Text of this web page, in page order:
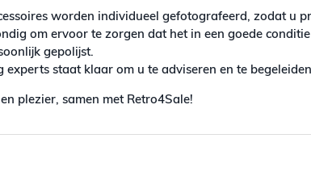
worden individueel gefotografeerd, zodat u
om ervoor te zorgen dat het in een goede
gepolijst.
experts staat klaar om u te adviseren en te
plezier, samen met Retro4Sale!